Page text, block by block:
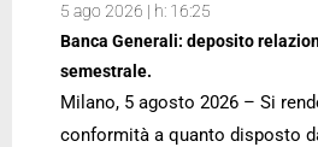
5 ago 2026 | h: 16:25
Banca Generali: deposito
semestrale.
Milano, 5 agosto 2026 – Si
conformità a quanto disposto